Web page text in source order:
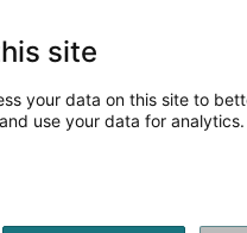
site
your data on this site to
use your data for